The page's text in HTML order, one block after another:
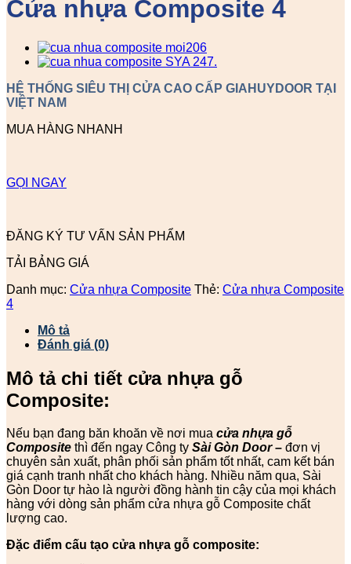
Cửa nhựa Composite 4
HỆ THỐNG SIÊU THỊ CỬA CAO CẤP GIAHUYDOOR TẠI
VIỆT NAM
MUA HÀNG NHANH
GỌI NGAY
ĐĂNG KÝ TƯ VẤN SẢN PHẨM
TẢI BẢNG GIÁ
Danh mục: Cửa nhựa Composite Thẻ: Cửa nhựa Composite
4
Mô tả
Đánh giá (0)
Mô tả chi tiết cửa nhựa gỗ
Composite:
Nếu bạn đang băn khoăn về nơi mua cửa nhựa gỗ
Composite thì đến ngay Công ty Sài Gòn Door– đơn vị
chuyên sản xuất, phân phối sản phẩm tốt nhất, cam kết bán
giá cạnh tranh nhất cho khách hàng. Nhiều năm qua, Sài
Gòn Door tự hào là người đồng hành tin cậy của mọi khách
hàng với dòng sản phẩm cửa nhựa gỗ Composite chất
lượng cao.
Đặc điểm cấu tạo cửa nhựa gỗ composite: